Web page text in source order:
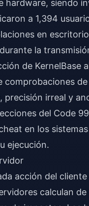
hardware, siendo
a 1,394
en
la
de KernelBase
comprobaciones
irreal y
del Code
en los
ejecución.
acción del
calculan